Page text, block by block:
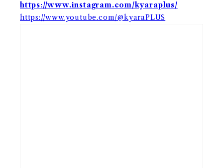
https://www.instagram.com/kyaraplus/
https://www.youtube.com/@kyaraPLUS